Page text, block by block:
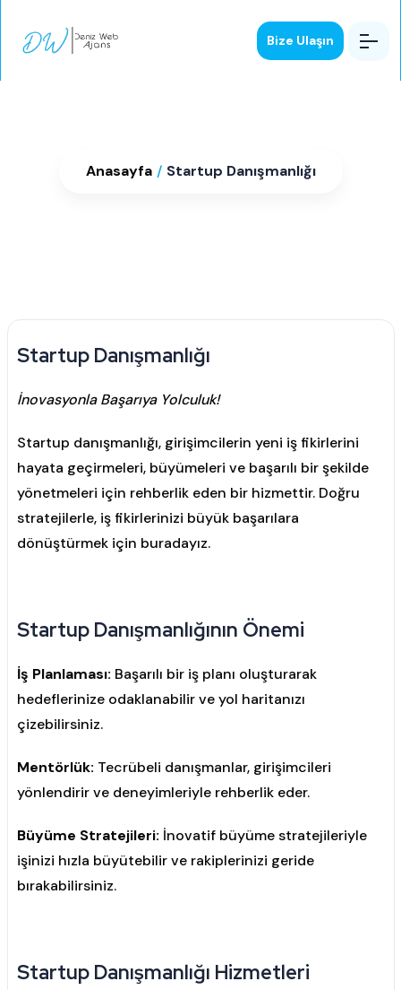
Bize Ulaşın
Anasayfa / Startup Danışmanlığı
Startup Danışmanlığı
İnovasyonla Başarıya Yolculuk!
Startup danışmanlığı, girişimcilerin yeni iş fikirlerini
hayata geçirmeleri, büyümeleri ve başarılı bir şekilde
yönetmeleri için rehberlik eden bir hizmettir. Doğru
stratejilerle, iş fikirlerinizi büyük başarılara
dönüştürmek için buradayız.
Startup Danışmanlığının Önemi
İş Planlaması: Başarılı bir iş planı oluşturarak
hedeflerinize odaklanabilir ve yol haritanızı
çizebilirsiniz.
Mentörlük: Tecrübeli danışmanlar, girişimcileri
yönlendirir ve deneyimleriyle rehberlik eder.
Büyüme Stratejileri: İnovatif büyüme stratejileriyle
işinizi hızla büyütebilir ve rakiplerinizi geride
bırakabilirsiniz.
Startup Danışmanlığı Hizmetleri